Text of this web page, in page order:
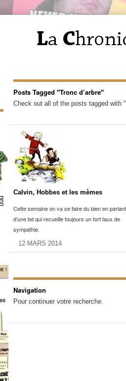
Posts Tagged "Tronc d’arbre"
Check out all of the posts tagged with
Calvin, Hobbes et les mèmes
Cette semaine on va se faire du bien en parlant
d’une bd qui recueille toujours un fort taux de
sympathie.
12 MARS 2014
Navigation
Pour continuer votre recherche.